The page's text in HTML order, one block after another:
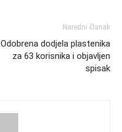
Naredni članak
Odobrena dodjela plastenika
za 63 korisnika i objavljen
spisak